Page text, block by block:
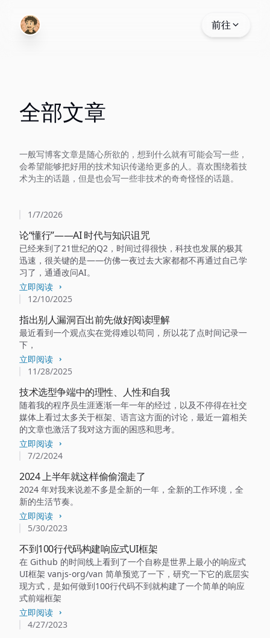
前往
全部文章
一般写博客文章是随心所欲的，想到什么就有可能会写一些，
会希望能够把好用的技术知识传递给更多的人。喜欢围绕着技
术为主的话题，但是也会写一些非技术的奇奇怪怪的话题。
论“懂行”——AI 时代与知识诅咒
1/7/2026
已经来到了21世纪的Q2，时间过得很快，科技也发展的极其
迅速，很关键的是——仿佛一夜过去大家都都不再通过自己学
习了，通通改问AI。
立即阅读
指出别人漏洞百出前先做好阅读理解
12/10/2025
最近看到一个观点实在觉得难以苟同，所以花了点时间记录一
下，
立即阅读
技术选型争端中的理性、人性和自我
11/28/2025
随着我的程序员生涯逐渐一年一年的经过，以及不停得在社交
媒体上看过太多关于框架、语言这方面的讨论，最近一篇相关
的文章也激活了我对这方面的困惑和思考。
立即阅读
2024 上半年就这样偷偷溜走了
7/2/2024
2024 年对我来说差不多是全新的一年，全新的工作环境，全
新的生活节奏。
立即阅读
不到100行代码构建响应式UI框架
5/30/2023
在 Github 的时间线上看到了一个自称是世界上最小的响应式
UI框架 vanjs-org/van 简单预览了一下，研究一下它的底层实
现方式，是如何做到100行代码不到就构建了一个简单的响应
式前端框架
立即阅读
4/27/2023